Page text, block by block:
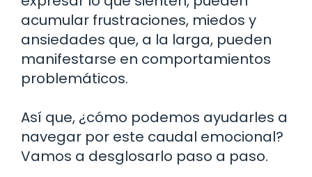
acumular frustraciones, miedos y
ansiedades que, a la larga, pueden
manifestarse en comportamientos
problemáticos.
Así que, ¿cómo podemos ayudarles a
navegar por este caudal emocional?
Vamos a desglosarlo paso a paso.